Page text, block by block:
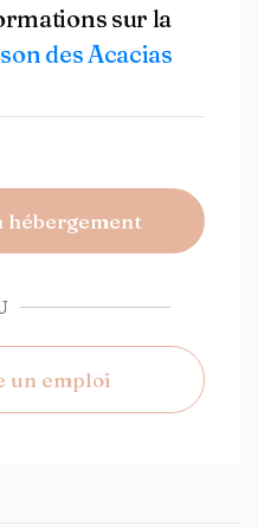
sur la
des Acacias
hébergement
un emploi